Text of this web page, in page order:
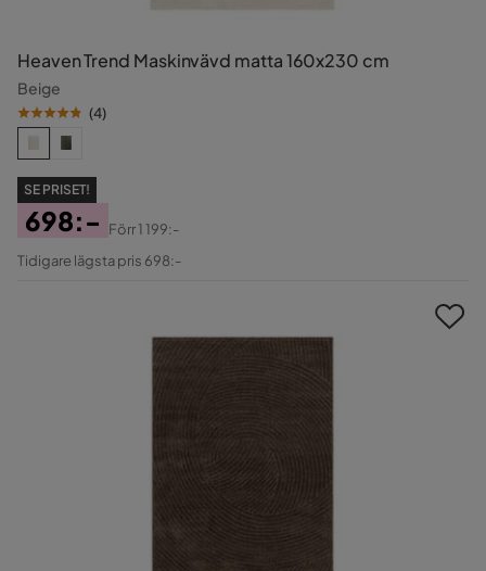
Heaven Trend Maskinvävd matta 160x230 cm
Beige
(4)
SE PRISET!
Pris
698:-
Original
Förr1 199:-
Tidigare lägsta pris 698:-